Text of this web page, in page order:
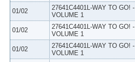
01/02
27641C4401L-WAY TO GO! -
VOLUME 1
01/02
27641C4401L-WAY TO GO! -
VOLUME 1
01/02
27641C4401L-WAY TO GO! -
VOLUME 1